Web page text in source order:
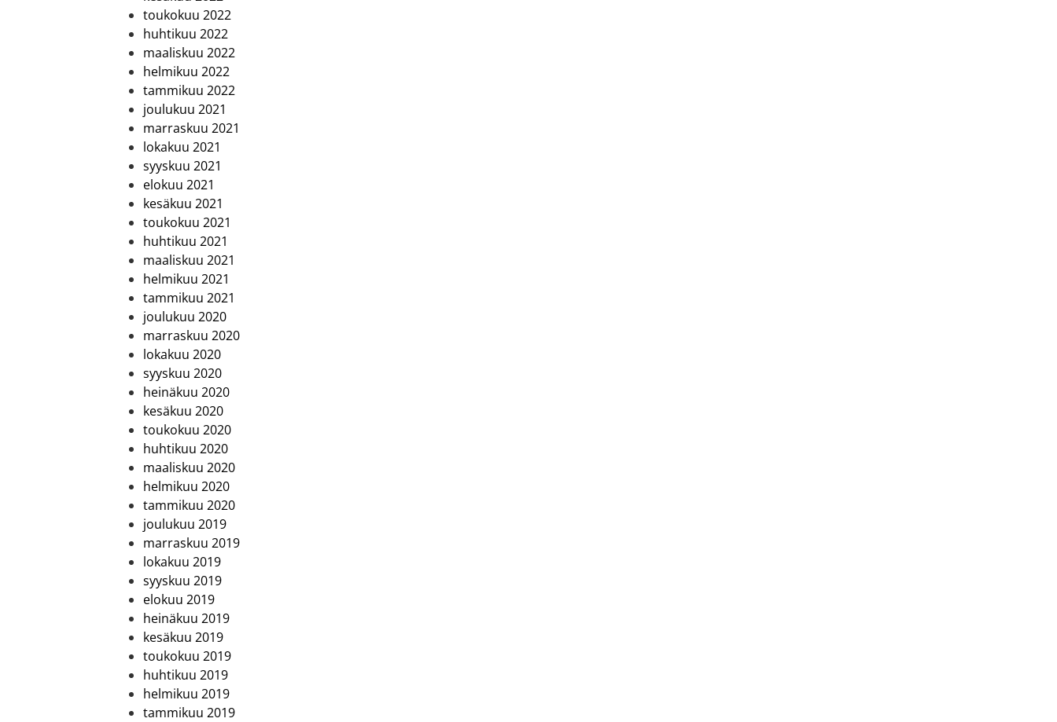
toukokuu 2022
huhtikuu 2022
maaliskuu 2022
helmikuu 2022
tammikuu 2022
joulukuu 2021
marraskuu 2021
lokakuu 2021
syyskuu 2021
elokuu 2021
kesäkuu 2021
toukokuu 2021
huhtikuu 2021
maaliskuu 2021
helmikuu 2021
tammikuu 2021
joulukuu 2020
marraskuu 2020
lokakuu 2020
syyskuu 2020
heinäkuu 2020
kesäkuu 2020
toukokuu 2020
huhtikuu 2020
maaliskuu 2020
helmikuu 2020
tammikuu 2020
joulukuu 2019
marraskuu 2019
lokakuu 2019
syyskuu 2019
elokuu 2019
heinäkuu 2019
kesäkuu 2019
toukokuu 2019
huhtikuu 2019
helmikuu 2019
tammikuu 2019